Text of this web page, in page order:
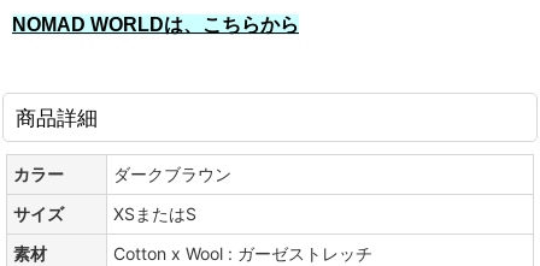
NOMAD WORLDは、こちらから
商品詳細
カラー
ダークブラウン
サイズ
XSまたはS
素材
Cotton x Wool : ガーゼストレッチ